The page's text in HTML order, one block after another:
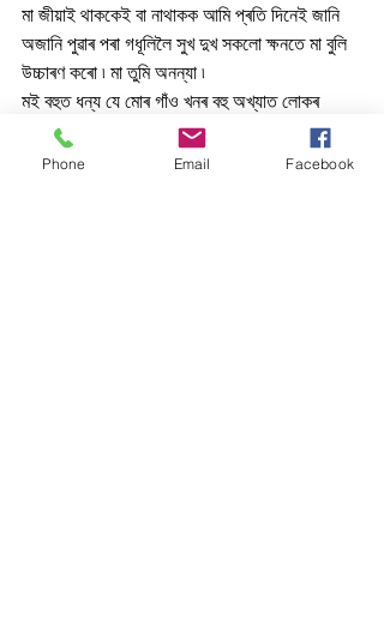
মা জীয়াই থাককেই বা নাথাকক আমি প্ৰতি দিনেই জানি
অজানি পুৱাৰ পৰা গধূলিলৈ সুখ দুখ সকলো ক্ষনতে মা বুলি
উচ্চাৰণ কৰো ৷ মা তুমি অনন্যা ৷
মই বহুত ধন্য যে মোৰ গাঁও খনৰ বহু অখ্যাত লোকৰ
বিখ্যাত গুনবোৰ ফহিয়াই জীৱন যাত্ৰাত আগুৱাই যাবলৈ
জ্ঞান, সাহস আৰু অনুপ্ৰৰেণা লভিব সুযোগ পালো ৷
Phone Email Facebook